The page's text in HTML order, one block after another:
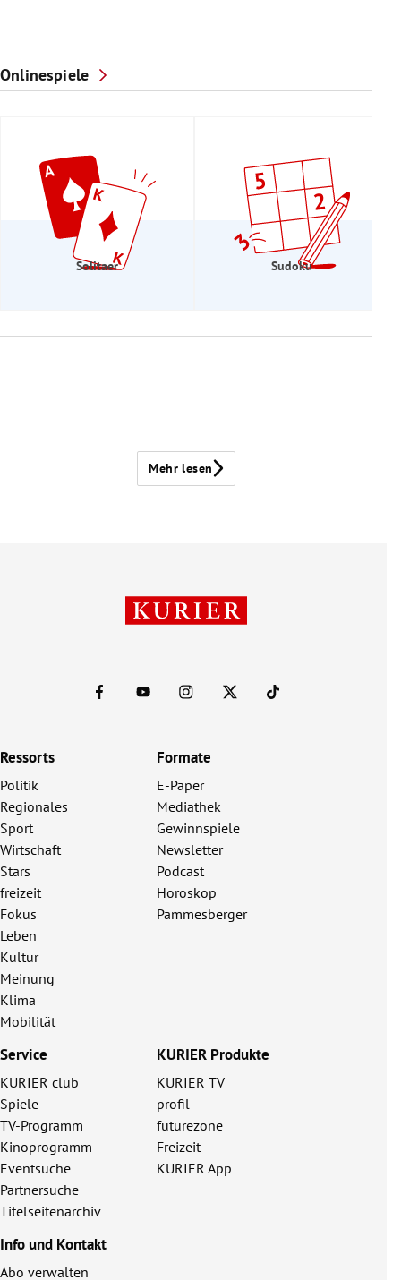
Onlinespiele
Solitaer Sudoku
Mehr lesen
Ressorts
Politik
Regionales
Sport
Wirtschaft
Stars
freizeit
Fokus
Leben
Kultur
Meinung
Klima
Mobilität
Formate
E-Paper
Mediathek
Gewinnspiele
Newsletter
Podcast
Horoskop
Pammesberger
Service
KURIER club
Spiele
TV-Programm
Kinoprogramm
Eventsuche
Partnersuche
Titelseitenarchiv
KURIER Produkte
KURIER TV
profil
futurezone
Freizeit
KURIER App
Info und Kontakt
Abo verwalten